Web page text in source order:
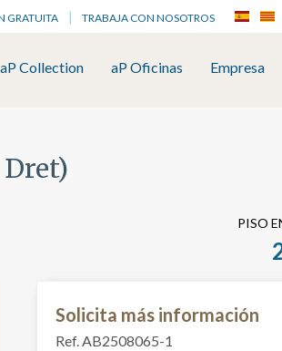
GRATUITA TRABAJA CON NOSOTROS
aP Collection aP Oficinas Empresa
PISO
Solicita más información
Ref. AB2508065-1